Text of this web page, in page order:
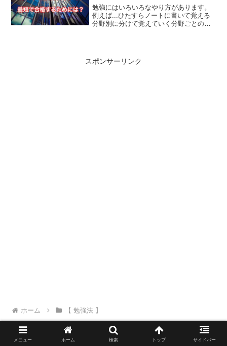
勉強にはいろいろなやり方があります。
例えば...ひたすらノートに書いて覚える
分野別に分けて覚えていく分野ごとのま
スポンサーリンク
ホーム 【 勉強法 】
メニュー ホーム 検索 トップ サイドバー